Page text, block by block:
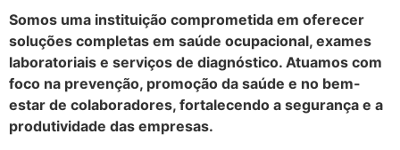
Somos uma instituição comprometida em oferecer
soluções completas em saúde ocupacional, exames
laboratoriais e serviços de diagnóstico. Atuamos com
foco na prevenção, promoção da saúde e no bem-
estar de colaboradores, fortalecendo a segurança e a
produtividade das empresas.